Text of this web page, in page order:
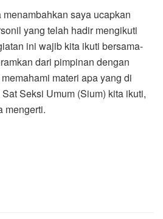
saya ucapkan
yang telah hadir mengikuti
ini wajib kita ikuti bersama-
dari pimpinan dengan
materi apa yang di
Seksi Umum (Sium) kita ikuti,
mengerti.